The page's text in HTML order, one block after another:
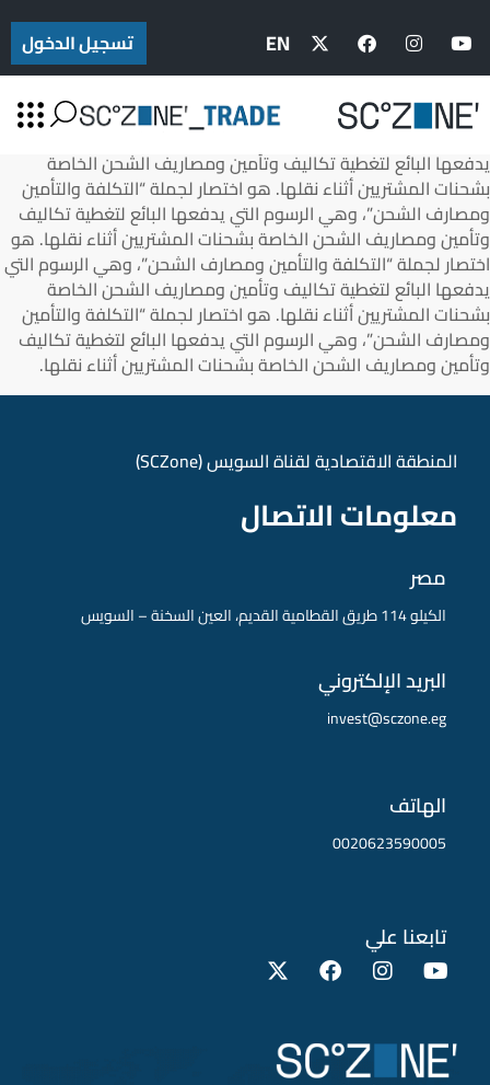
EN تسجيل الدخول
التي يدفعها البائع لتغطية تكاليف وتأمين ومصاريف الشحن الخاصة
بشحنات المشتريين أثناء نقلها. هو اختصار لجملة “التكلفة والتأمين
وتأمين ومصاريف الشحن الخاصة بشحنات المشتريين أثناء نقلها.هو
اختصار لجملة “التكلفة والتأمين ومصارف الشحن”، وهي الرسوم التي
يدفعها البائع لتغطية تكاليف وتأمين ومصاريف الشحن الخاصة
بشحنات المشتريين أثناء نقلها. هو اختصار لجملة “التكلفة والتأمين
ومصارف الشحن”، وهي الرسوم التي يدفعها البائع لتغطية تكاليف
وتأمين ومصاريف الشحن الخاصة بشحنات المشتريين أثناء نقلها. هو
اختصار لجملة “التكلفة والتأمين ومصارف الشحن”، وهي الرسوم التي
يدفعها البائع لتغطية تكاليف وتأمين ومصاريف الشحن الخاصة
بشحنات المشتريين أثناء نقلها. هو اختصار لجملة “التكلفة والتأمين
ومصارف الشحن”، وهي الرسوم التي يدفعها البائع لتغطية تكاليف
وتأمين ومصاريف الشحن الخاصة بشحنات المشتريين أثناء نقلها.
المنطقة الاقتصادية لقناة السويس (SCZone)
معلومات الاتصال
مصر
الكيلو 114 طريق القطامية القديم، العين السخنة – السويس
البريد الإلكتروني
invest@sczone.eg
الهاتف
0020623590005
تابعنا علي